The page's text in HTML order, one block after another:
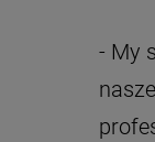
- My